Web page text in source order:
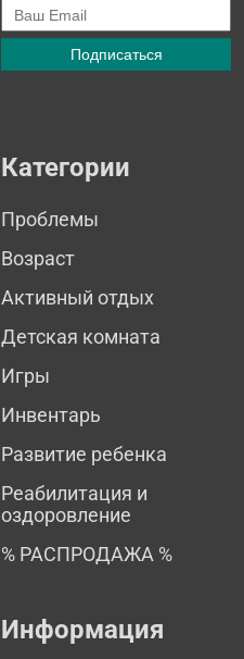
Категории
Проблемы
Возраст
Активный отдых
Детская комната
Игры
Инвентарь
Развитие ребенка
Реабилитация и
оздоровление
% РАСПРОДАЖА %
Информация